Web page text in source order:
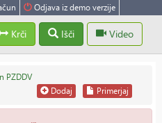
Odjava iz demo verzije
Krči Išči Video
PZDDV
Primerjaj
Dodaj